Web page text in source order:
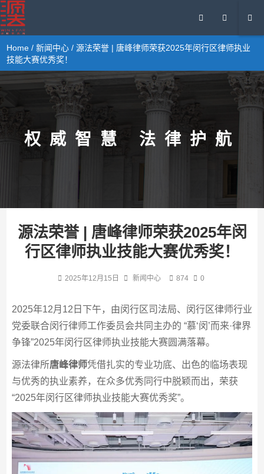
Home /新闻中心 / 源法荣誉 | 唐峰律师荣获2025年闵行区律师执业
技能大赛优秀奖！
权威智慧 法律护航
源法荣誉 | 唐峰律师荣获2025年闵
行区律师执业技能大赛优秀奖！
2025年12月15日 新闻中心 874 0
2025年12月12日下午，由闵行区司法局、闵行区律师行业
党委联合闵行律师工作委员会共同主办的 “慕‘闵’而来·律界
争锋”2025年闵行区律师执业技能大赛圆满落幕。
源法律所唐峰律师凭借扎实的专业功底、出色的临场表现
与优秀的执业素养，在众多优秀同行中脱颖而出，荣获
“2025年闵行区律师执业技能大赛优秀奖”。